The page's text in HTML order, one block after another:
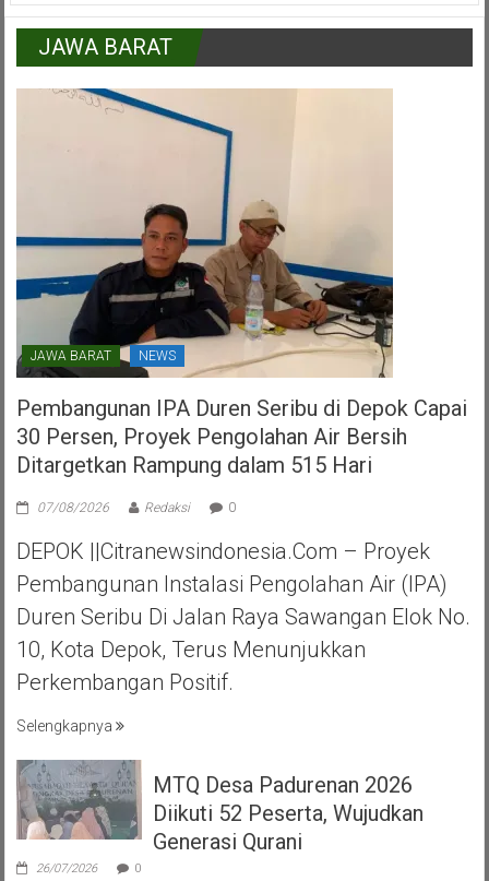
Gea,Anggota
DPR
Dalam
JAWA BARAT
JAWA BARAT NEWS
Pembangunan IPA Duren Seribu di Depok Capai
30 Persen, Proyek Pengolahan Air Bersih
Ditargetkan Rampung dalam 515 Hari
07/08/2026 Redaksi 0
DEPOK ||Citranewsindonesia.com – Proyek
Pembangunan Instalasi Pengolahan Air (IPA)
Duren Seribu Di Jalan Raya Sawangan Elok No.
10, Kota Depok, Terus Menunjukkan
Perkembangan Positif.
Selengkapnya
MTQ Desa Padurenan 2026
Diikuti 52 Peserta, Wujudkan
Generasi Qurani
26/07/2026 0